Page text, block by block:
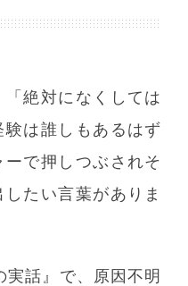
「絶対になくしては
は誰しもあるはず
で押しつぶされそ
たい言葉がありま
実話』で、原因不明